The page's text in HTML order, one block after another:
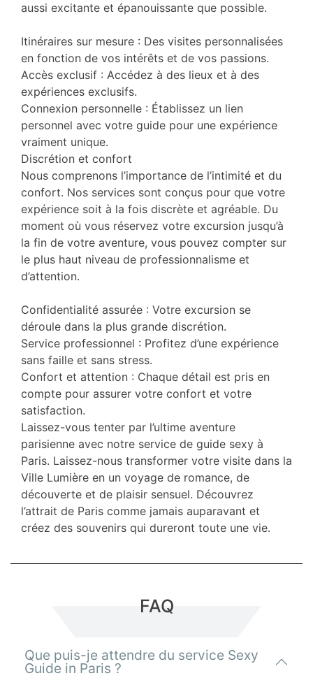
aussi excitante et épanouissante que possible.
Itinéraires sur mesure : Des visites personnalisées
en fonction de vos intérêts et de vos passions.
Accès exclusif : Accédez à des lieux et à des
expériences exclusifs.
Connexion personnelle : Établissez un lien
personnel avec votre guide pour une expérience
vraiment unique.
Discrétion et confort
Nous comprenons l’importance de l’intimité et du
confort. Nos services sont conçus pour que votre
expérience soit à la fois discrète et agréable. Du
moment où vous réservez votre excursion jusqu’à
la fin de votre aventure, vous pouvez compter sur
le plus haut niveau de professionnalisme et
d’attention.
Confidentialité assurée : Votre excursion se
déroule dans la plus grande discrétion.
Service professionnel : Profitez d’une expérience
sans faille et sans stress.
Confort et attention : Chaque détail est pris en
compte pour assurer votre confort et votre
satisfaction.
Laissez-vous tenter par l’ultime aventure
parisienne avec notre service de guide sexy à
Paris. Laissez-nous transformer votre visite dans la
Ville Lumière en un voyage de romance, de
découverte et de plaisir sensuel. Découvrez
l’attrait de Paris comme jamais auparavant et
créez des souvenirs qui dureront toute une vie.
FAQ
Que puis-je attendre du service Sexy
Guide in Paris ?